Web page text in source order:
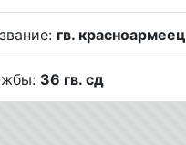
гв. красноармеец
36 гв. сд